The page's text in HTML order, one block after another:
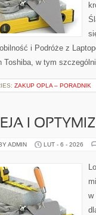
i Podróże z
Toshiba, w tym
ZAKUP OPLA – PORADNIK
I
ADMIN LUT - 6 - 2026
w